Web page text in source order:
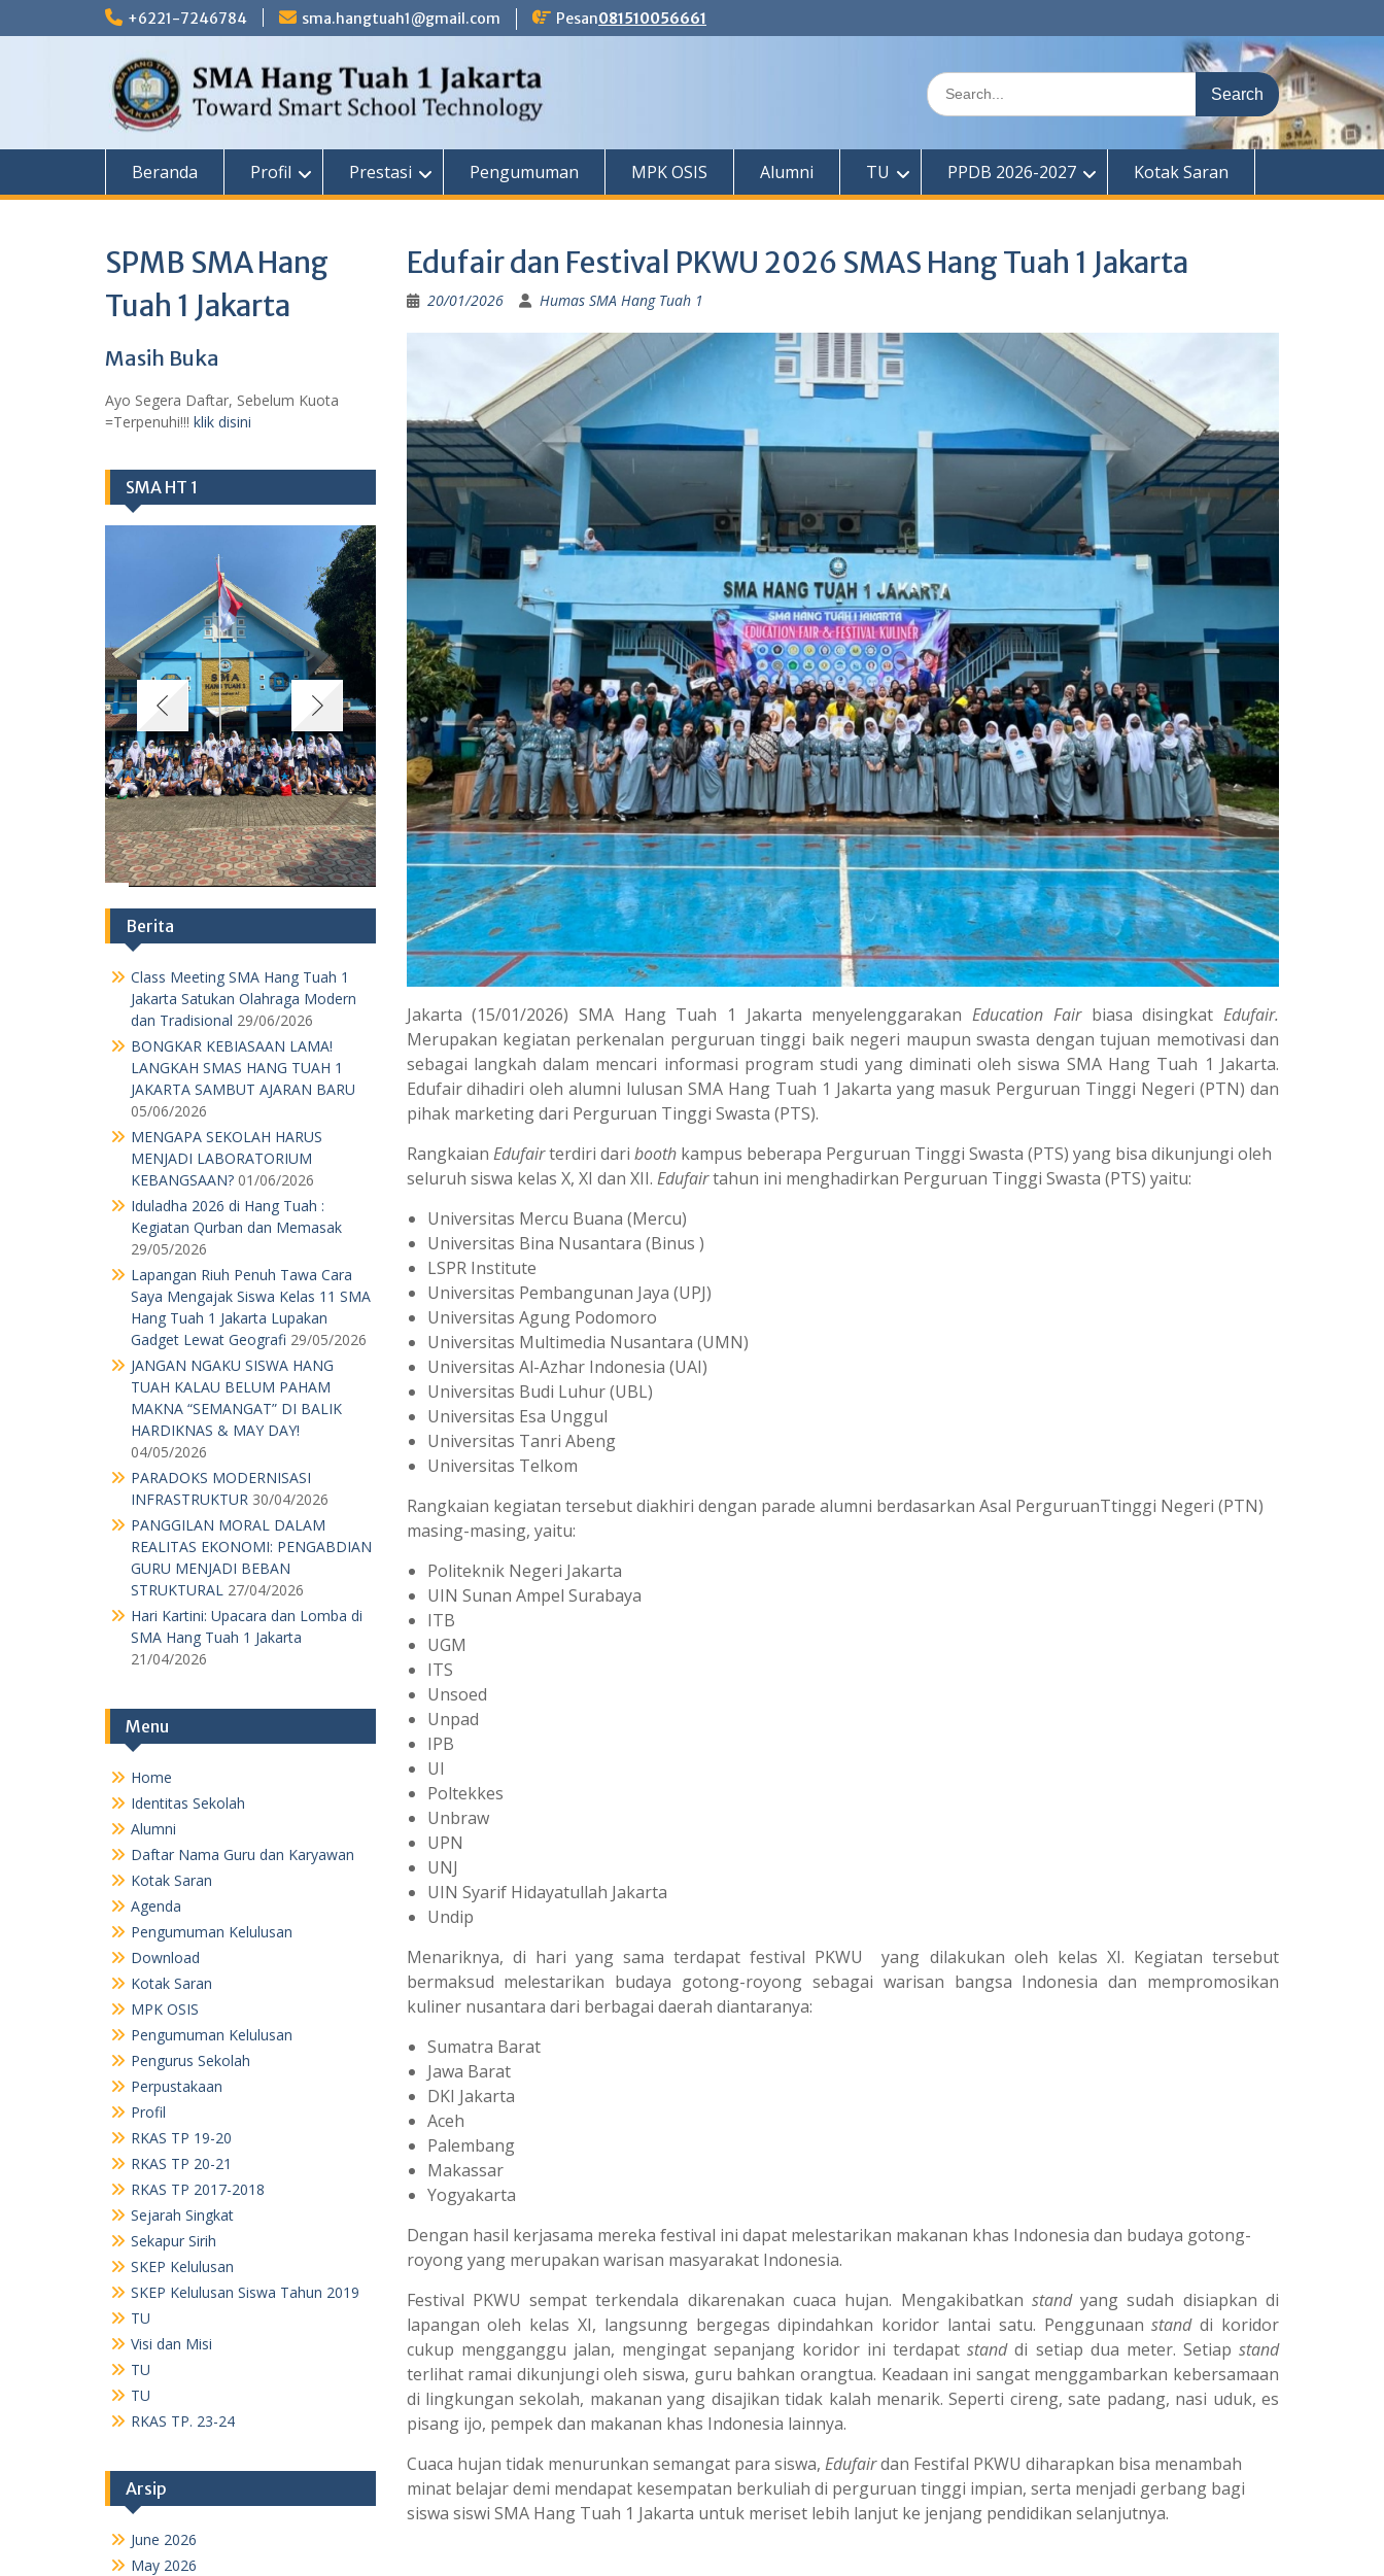
to
+6221-7246784 sma.hangtuah1@gmail.com Pesan081510056661
Search
for:
Beranda Profil Prestasi Pengumuman MPK OSIS Alumni TU PPDB 2026-2027 Kotak Saran
Edufair dan Festival PKWU 2026 SMAS Hang Tuah 1 Jakarta
20/01/2026 Humas SMA Hang Tuah 1
Jakarta (15/01/2026) SMA Hang Tuah 1 Jakarta menyelenggarakanEducation Fairbiasa disingkatEdufair.
Merupakan kegiatan perkenalan perguruan tinggi baik negeri maupun swasta dengan tujuan memotivasi dan
sebagai langkah dalam mencari informasi program studi yang diminati oleh siswa SMA Hang Tuah 1 Jakarta.
Edufair dihadiri oleh alumni lulusan SMA Hang Tuah 1 Jakarta yang masuk Perguruan Tinggi Negeri (PTN) dan
pihak marketing dari Perguruan Tinggi Swasta (PTS).
Rangkaian Edufairterdiri dari boothkampus beberapa Perguruan Tinggi Swasta (PTS) yang bisa dikunjungi oleh
seluruh siswa kelas X, XI dan XII. Edufairtahun ini menghadirkan Perguruan Tinggi Swasta (PTS) yaitu:
Universitas Mercu Buana (Mercu)
Universitas Bina Nusantara (Binus )
LSPR Institute
Universitas Pembangunan Jaya (UPJ)
Universitas Agung Podomoro
Universitas Multimedia Nusantara (UMN)
Universitas Al-Azhar Indonesia (UAI)
Universitas Budi Luhur (UBL)
Universitas Esa Unggul
Universitas Tanri Abeng
Universitas Telkom
Rangkaian kegiatan tersebut diakhiri dengan parade alumni berdasarkan Asal PerguruanTtinggi Negeri (PTN)
masing-masing, yaitu:
Politeknik Negeri Jakarta
UIN Sunan Ampel Surabaya
ITB
UGM
ITS
Unsoed
Unpad
IPB
UI
Poltekkes
Unbraw
UPN
UNJ
UIN Syarif Hidayatullah Jakarta
Undip
Menariknya, di hari yang sama terdapat festival PKWU yang dilakukan oleh kelas XI. Kegiatan tersebut
bermaksud melestarikan budaya gotong-royong sebagai warisan bangsa Indonesia dan mempromosikan
kuliner nusantara dari berbagai daerah diantaranya:
Sumatra Barat
Jawa Barat
DKI Jakarta
Aceh
Palembang
Makassar
Yogyakarta
Dengan hasil kerjasama mereka festival ini dapat melestarikan makanan khas Indonesia dan budaya gotong-
royong yang merupakan warisan masyarakat Indonesia.
Festival PKWU sempat terkendala dikarenakan cuaca hujan. Mengakibatkan standyang sudah disiapkan di
lapangan oleh kelas XI, langsunng bergegas dipindahkan koridor lantai satu. Penggunaanstanddi koridor
cukup mengganggu jalan, mengingat sepanjang koridor ini terdapatstanddi setiap dua meter. Setiapstand
terlihat ramai dikunjungi oleh siswa, guru bahkan orangtua. Keadaan ini sangat menggambarkan kebersamaan
di lingkungan sekolah, makanan yang disajikan tidak kalah menarik. Seperti cireng, sate padang, nasi uduk, es
pisang ijo, pempek dan makanan khas Indonesia lainnya.
Cuaca hujan tidak menurunkan semangat para siswa, Edufairdan Festifal PKWU diharapkan bisa menambah
minat belajar demi mendapat kesempatan berkuliah di perguruan tinggi impian, serta menjadi gerbang bagi
siswa siswi SMA Hang Tuah 1 Jakarta untuk meriset lebih lanjut ke jenjang pendidikan selanjutnya.
SPMB SMA Hang
Tuah 1 Jakarta
Masih Buka
Ayo Segera Daftar, Sebelum Kuota
=Terpenuhi!!! klik disini
SMA HT 1
Berita
Class Meeting SMA Hang Tuah 1
Jakarta Satukan Olahraga Modern
dan Tradisional 29/06/2026
BONGKAR KEBIASAAN LAMA!
LANGKAH SMAS HANG TUAH 1
JAKARTA SAMBUT AJARAN BARU
05/06/2026
MENGAPA SEKOLAH HARUS
MENJADI LABORATORIUM
KEBANGSAAN? 01/06/2026
Iduladha 2026 di Hang Tuah :
Kegiatan Qurban dan Memasak
29/05/2026
Lapangan Riuh Penuh Tawa Cara
Saya Mengajak Siswa Kelas 11 SMA
Hang Tuah 1 Jakarta Lupakan
Gadget Lewat Geografi 29/05/2026
JANGAN NGAKU SISWA HANG
TUAH KALAU BELUM PAHAM
MAKNA “SEMANGAT” DI BALIK
HARDIKNAS & MAY DAY!
04/05/2026
PARADOKS MODERNISASI
INFRASTRUKTUR 30/04/2026
PANGGILAN MORAL DALAM
REALITAS EKONOMI: PENGABDIAN
GURU MENJADI BEBAN
STRUKTURAL 27/04/2026
Hari Kartini: Upacara dan Lomba di
SMA Hang Tuah 1 Jakarta
21/04/2026
Menu
Home
Identitas Sekolah
Alumni
Daftar Nama Guru dan Karyawan
Kotak Saran
Agenda
Pengumuman Kelulusan
Download
Kotak Saran
MPK OSIS
Pengumuman Kelulusan
Pengurus Sekolah
Perpustakaan
Profil
RKAS TP 19-20
RKAS TP 20-21
RKAS TP 2017-2018
Sejarah Singkat
Sekapur Sirih
SKEP Kelulusan
SKEP Kelulusan Siswa Tahun 2019
TU
Visi dan Misi
TU
TU
RKAS TP. 23-24
Arsip
June 2026
May 2026